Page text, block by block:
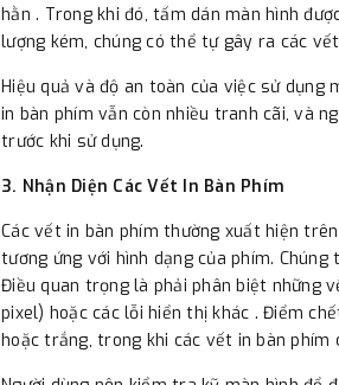
hằn . Trong khi đó, tấm dán màn hình
lượng kém, chúng có thể tự gây ra các
Hiệu quả và độ an toàn của việc sử
in bàn phím vẫn còn nhiều tranh cãi, và
trước khi sử dụng.
3. Nhận Diện Các Vết In Bàn Phím
Các vết in bàn phím thường xuất hiện
tương ứng với hình dạng của phím.
Điều quan trọng là phải phân biệt những
pixel) hoặc các lỗi hiển thị khác . Điểm
hoặc trắng, trong khi các vết in bàn phím